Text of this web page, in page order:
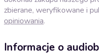
zbierane, weryfikowane i
opiniowania.
Informacje o